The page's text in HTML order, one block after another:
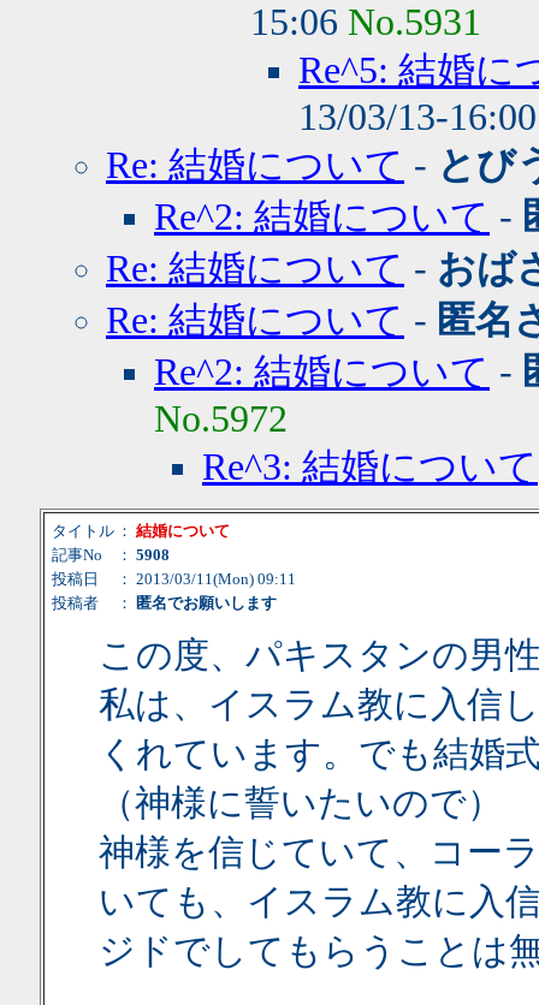
15:06 No.5931
Re^5: 結婚に
13/03/13-
Re: 結婚について - とび
Re^2: 結婚について -
Re: 結婚について - おば
Re: 結婚について - 匿名
Re^2: 結婚について -
No.5972
Re^3: 結婚について
タイトル ： 結婚について
記事No
： 5908
投稿日
： 2013/03/11(Mon) 09:11
投稿者
： 匿名でお願いします
この度、パキスタンの男
私は、イスラム教に入信
くれています。でも結婚
（神様に誓いたいので）
神様を信じていて、コー
いても、イスラム教に入
ジドでしてもらうことは